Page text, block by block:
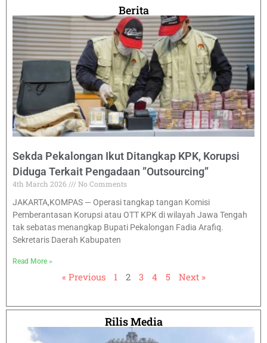
Berita
Sekda Pekalongan Ikut Ditangkap KPK, Korupsi
Diduga Terkait Pengadaan ”Outsourcing”
4th March 2026
No Comments
JAKARTA,KOMPAS — Operasi tangkap tangan Komisi
Pemberantasan Korupsi atau OTT KPK di wilayah Jawa Tengah
tak sebatas menangkap Bupati Pekalongan Fadia Arafiq.
Sekretaris Daerah Kabupaten
Read More »
« Previous 1 2 3 4 5 Next »
Rilis Media